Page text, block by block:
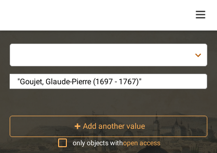
Add another value
only objects withopen access